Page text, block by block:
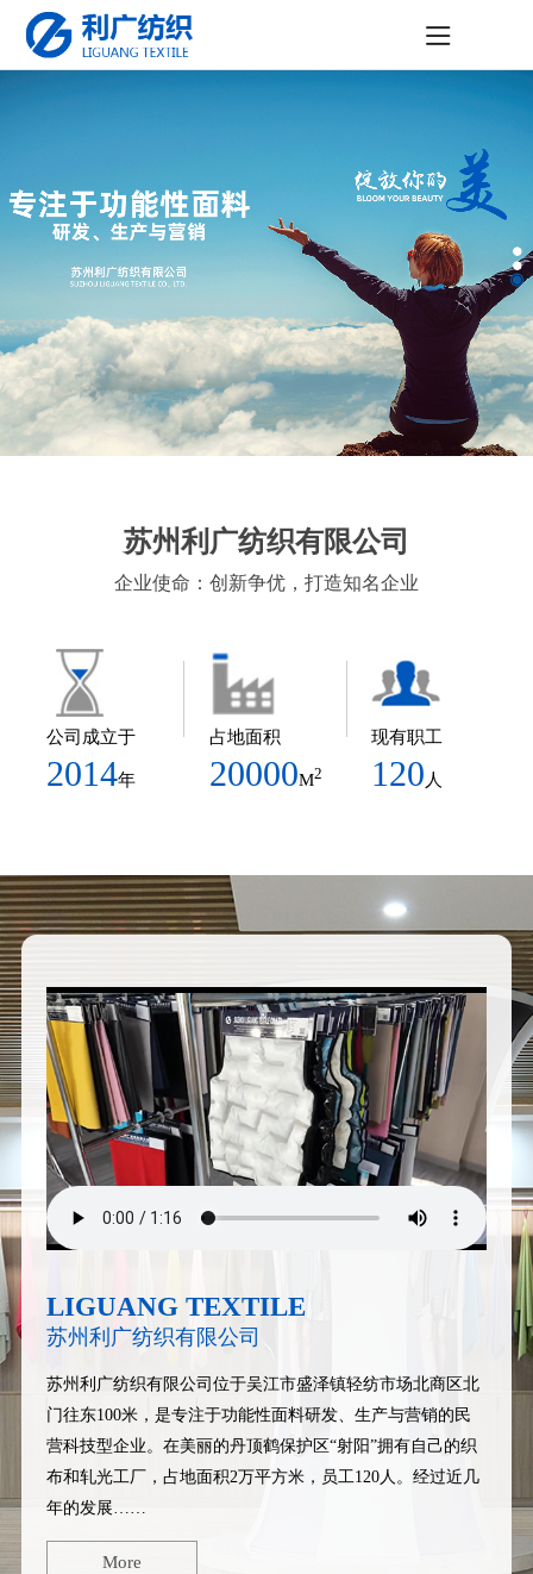
苏州利广纺织有限公司
企业使命：创新争优，打造知名企业
公司成立于
2014年
占地面积
20000M2
现有职工
120人
LIGUANG TEXTILE
苏州利广纺织有限公司
苏州利广纺织有限公司 位于吴江市盛泽镇轻纺市场北商区北
门往东100米，是专注于功能性面料研发、生产与营销的民
营科技型企业。在美丽的丹顶鹤保护区“射阳”拥有自己的织
布和轧光工厂，占地面积2万平方米，员工120人。经过近几
年的发展……
More